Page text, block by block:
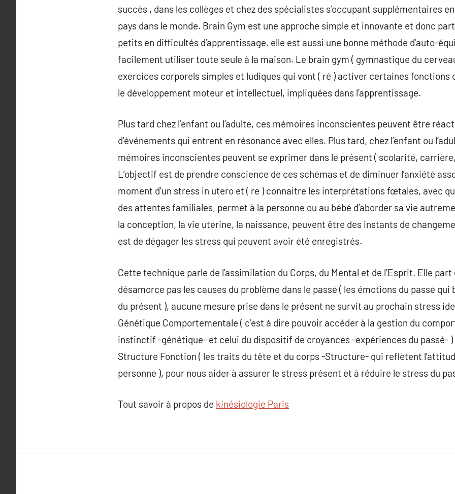
succès , dans les collèges et chez des spécialistes s’occupant supplémentaires
pays dans le monde. Brain Gym est une approche simple et innovante et donc
petits en difficultés d’apprentissage. elle est aussi une bonne méthode d’auto-
facilement utiliser toute seule à la maison. Le brain gym ( gymnastique du
exercices corporels simples et ludiques qui vont ( ré ) activer certaines fonctions
le développement moteur et intellectuel, impliquées dans l’apprentissage.
Plus tard chez l’enfant ou l’adulte, ces mémoires inconscientes peuvent être
d’événements qui entrent en résonance avec elles. Plus tard, chez l’enfant ou
mémoires inconscientes peuvent se exprimer dans le présent ( scolarité,
L’objectif est de prendre conscience de ces schémas et de diminuer l’anxiété
moment d’un stress in utero et ( re ) connaitre les interprétations fœtales, avec
des attentes familiales, permet à la personne ou au bébé d’aborder sa vie
la conception, la vie utérine, la naissance, peuvent être des instants de
est de dégager les stress qui peuvent avoir été enregistrés.
Cette technique parle de l’assimilation du Corps, du Mental et de l’Esprit. Elle part
désamorce pas les causes du problème dans le passé ( les émotions du passé
du présent ), aucune mesure prise dans le présent ne survit au prochain stress
Génétique Comportementale ( c’est à dire pouvoir accéder à la gestion du
instinctif -génétique- et celui du dispositif de croyances -expériences du passé- )
Structure Fonction ( les traits du tête et du corps -Structure- qui reflètent
personne ), pour nous aider à assurer le stress présent et à réduire le stress du
Tout savoir à propos de kinésiologie Paris